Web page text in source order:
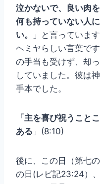
泣かないで、良い肉
何も持っていない人
い。
」と言っていま
ヘミヤらしい言葉で
の手当も受けず、却
していました。彼は
手本でした。
「主を喜び祝うこと
ある 」(8:10)
後に、この日（第七
の日(レビ記23:24）